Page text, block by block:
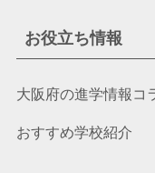
お役立ち情報
大阪府の進学情報コ
おすすめ学校紹介